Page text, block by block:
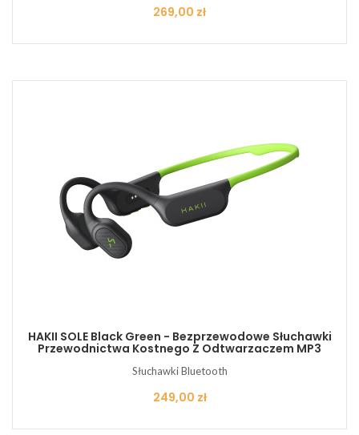
Cena
269,00 zł
HAKII SOLE Black Green - Bezprzewodowe Słuchawki
Przewodnictwa Kostnego Z Odtwarzaczem MP3
Słuchawki Bluetooth
Cena
249,00 zł